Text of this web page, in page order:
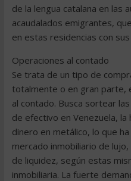
de la lengua catalana en las
acaudalados emigrantes,
en estas residencias con sus
Operaciones al contado
Se trata de un tipo de
totalmente o en gran parte,
al contado. Busca sortear
de efectivo en Venezuela,
dinero en metálico, lo que
mercado inmobiliario de
de liquidez, según estas
inmobiliaria. La fuerte